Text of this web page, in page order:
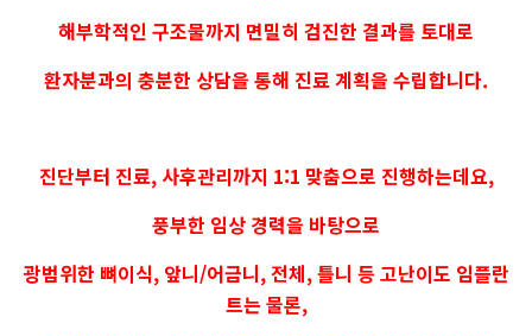
해부학적인 구조물까지 면밀히 검진한 결과를 토대로
환자분과의 충분한 상담을 통해 진료 계획을 수립합니다.
진단부터 진료, 사후관리까지 1:1 맞춤으로 진행하는데요,
풍부한 임상 경력을 바탕으로
광범위한 뼈이식, 앞니/어금니, 전체, 틀니 등 고난이도 임플란
트는 물론,